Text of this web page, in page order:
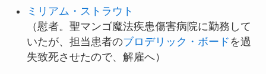
ミリアム・ストラウト
（慰者。聖マンゴ魔法疾患傷害病院に勤務して
いたが、担当患者のブロデリック・ボード を過
失致死させたので、解雇へ）